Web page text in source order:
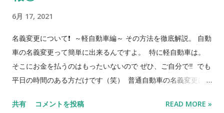
6月 17, 2021
名義変更について❗️ ～軽自動車編～ その方法を徹底解説。 自動
車の名義変更って簡単に出来るんですよ。 特に軽自動車は。
そこにお金を払うのはもったいないので ぜひ、ご自分で‼️ でも
平日の時間のある方だけです（笑） 普通自動車の名義変更は
古車をお渡しできるように、ご自分で名義変更をして頂くこと
共有 コメントを投稿 READ MORE »